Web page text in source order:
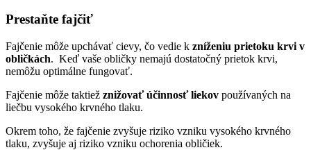
Prestaňte fajčiť
Fajčenie môže upchávať cievy, čo vedie k zníženiu prietoku krvi v
obličkách. Keď vaše obličky nemajú dostatočný prietok krvi,
nemôžu optimálne fungovať.
Fajčenie môže taktiež znižovať účinnosť liekov používaných na
liečbu vysokého krvného tlaku.
Okrem toho, že fajčenie zvyšuje riziko vzniku vysokého krvného
tlaku, zvyšuje aj riziko vzniku ochorenia obličiek.